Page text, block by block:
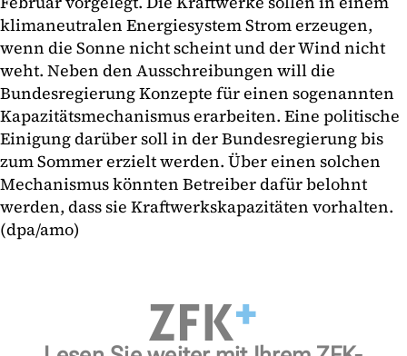
klimaneutralen Energiesystem Strom erzeugen,
wenn die Sonne nicht scheint und der Wind nicht
weht. Neben den Ausschreibungen will die
Bundesregierung Konzepte für einen sogenannten
Kapazitätsmechanismus erarbeiten. Eine politische
Einigung darüber soll in der Bundesregierung bis
zum Sommer erzielt werden. Über einen solchen
Mechanismus könnten Betreiber dafür belohnt
werden, dass sie Kraftwerkskapazitäten vorhalten.
(dpa/amo)